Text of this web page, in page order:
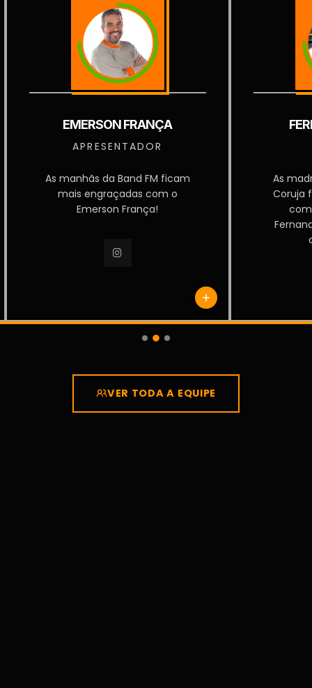
EMERSON FRANÇA
APRESENTADOR
As manhãs da Band FM ficam
mais engraçadas com o
Emerson França!
As
Coruja
VER TODA A EQUIPE